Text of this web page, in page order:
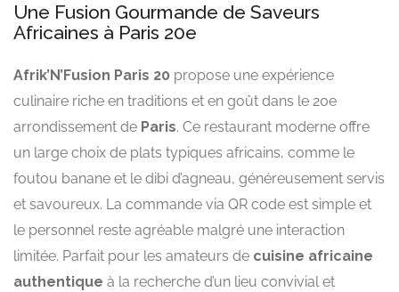
Une Fusion Gourmande de Saveurs
Africaines à Paris 20e
Afrik’N’Fusion Paris 20 propose une expérience
culinaire riche en traditions et en goût dans le 20e
arrondissement de Paris. Ce restaurant moderne offre
un large choix de plats typiques africains, comme le
foutou banane et le dibi d’agneau, généreusement servis
et savoureux. La commande via QR code est simple et
le personnel reste agréable malgré une interaction
limitée. Parfait pour les amateurs de cuisine africaine
authentique à la recherche d’un lieu convivial et